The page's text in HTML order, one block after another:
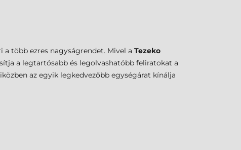
a több ezres nagyságrendet. Mivel a Tezeko
a legtartósabb és legolvashatóbb feliratokat a
az egyik legkedvezőbb egységárat kínálja